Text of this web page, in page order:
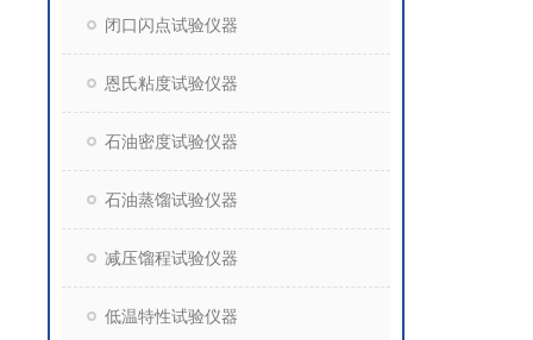
闭口闪点试验仪器
恩氏粘度试验仪器
石油密度试验仪器
石油蒸馏试验仪器
减压馏程试验仪器
低温特性试验仪器